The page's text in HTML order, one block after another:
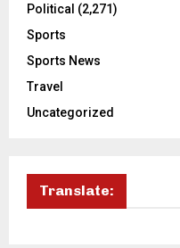
Political (2,271)
Sports
Sports News
Travel
Uncategorized
Translate: